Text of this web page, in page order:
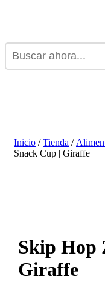
Inicio /Tienda /
Snack Cup | Giraffe
Skip Hop
Giraffe